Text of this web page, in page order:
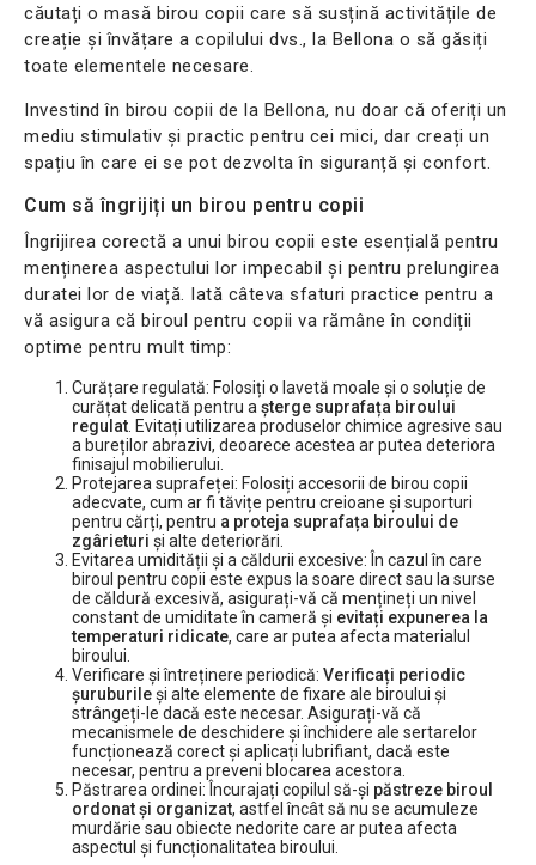
căutați o masă birou copii care să susțină activitățile de
creație și învățare a copilului dvs., la Bellona o să găsiți
toate elementele necesare.
Investind în birou copii de la Bellona, nu doar că oferiți un
mediu stimulativ și practic pentru cei mici, dar creați un
spațiu în care ei se pot dezvolta în siguranță și confort.
Cum să îngrijiți un birou pentru copii
Îngrijirea corectă a unui birou copii este esențială pentru
menținerea aspectului lor impecabil și pentru prelungirea
duratei lor de viață. Iată câteva sfaturi practice pentru a
vă asigura că biroul pentru copii va rămâne în condiții
optime pentru mult timp:
Curățare regulată: Folosiți o lavetă moale și o soluție de
curățat delicată pentru a șterge suprafața biroului
regulat . Evitați utilizarea produselor chimice agresive sau
a bureților abrazivi, deoarece acestea ar putea deteriora
finisajul mobilierului.
Protejarea suprafeței: Folosiți accesorii de birou copii
adecvate, cum ar fi tăvițe pentru creioane și suporturi
pentru cărți, pentru a proteja suprafața biroului de
zgârieturi și alte deteriorări.
Evitarea umidității și a căldurii excesive: În cazul în care
biroul pentru copii este expus la soare direct sau la surse
de căldură excesivă, asigurați-vă că mențineți un nivel
constant de umiditate în cameră și evitați expunerea la
temperaturi ridicate, care ar putea afecta materialul
biroului.
Verificare și întreținere periodică: Verificați periodic
șuruburileși alte elemente de fixare ale biroului și
strângeți-le dacă este necesar. Asigurați-vă că
mecanismele de deschidere și închidere ale sertarelor
funcționează corect și aplicați lubrifiant, dacă este
necesar, pentru a preveni blocarea acestora.
Păstrarea ordinei: Încurajați copilul să-și păstreze biroul
ordonat și organizat, astfel încât să nu se acumuleze
murdărie sau obiecte nedorite care ar putea afecta
aspectul și funcționalitatea biroului.